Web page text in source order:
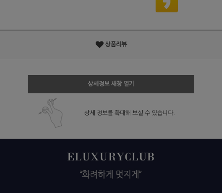
상품리뷰
상세정보 새창 열기
상세 정보를 확대해 보실 수 있습니다.